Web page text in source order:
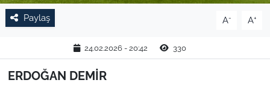
Paylaş A- A+
24.02.2026 - 20:42 330
ERDOĞAN DEMİR
SPOR
EDİRNE